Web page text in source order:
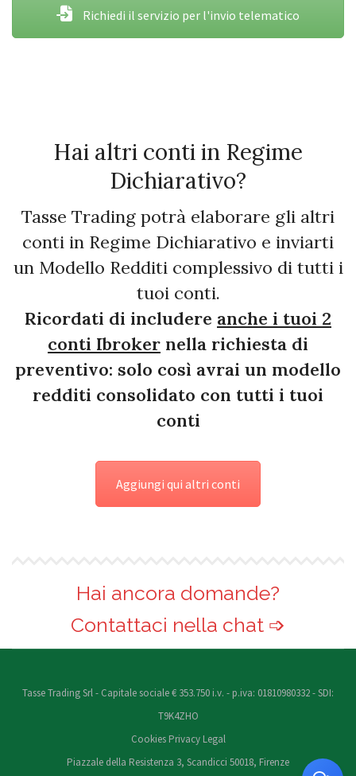
Richiedi il servizio per l'invio telematico
Hai altri conti in Regime
Dichiarativo?
Tasse Trading potrà elaborare gli altri
conti in Regime Dichiarativo e inviarti
un Modello Redditi complessivo di tutti i
tuoi conti.
Ricordati di includere anche i tuoi 2
conti Ibroker nella richiesta di
preventivo: solo così avrai un modello
redditi consolidato con tutti i tuoi
conti
Aggiungi qui altri conti
Hai ancora domande?
Contattaci nella chat ➩
Tasse Trading Srl - Capitale sociale € 353.750 i.v. - p.iva: 01810980332 - SDI:
T9K4ZHO
Cookies Privacy Legal
Piazzale della Resistenza 3, Scandicci 50018, Firenze